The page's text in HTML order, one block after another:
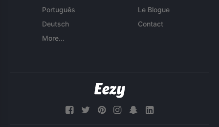
Português
Deutsch
More...
Le Blogue
Contact